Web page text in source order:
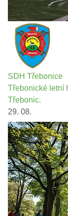
SDH Třebonice
Třebonické letní
Třebonic.
29. 08.